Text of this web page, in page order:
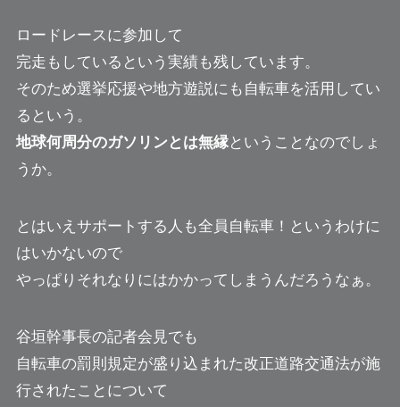
ロードレースに参加して
完走もしているという実績も残しています。
そのため選挙応援や地方遊説にも自転車を活用してい
るという。
地球何周分のガソリンとは無縁ということなのでしょ
うか。
とはいえサポートする人も全員自転車！というわけに
はいかないので
やっぱりそれなりにはかかってしまうんだろうなぁ。
谷垣幹事長の記者会見でも
自転車の罰則規定が盛り込まれた改正道路交通法が施
行されたことについて